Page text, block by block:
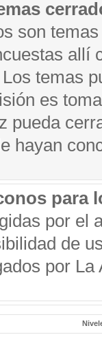
son
allí
temas
es
pueda
hayan
para
por el
de
por La